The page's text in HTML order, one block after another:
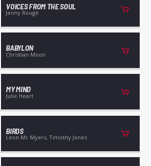
VOICES FROM THE SOUL
Jenny Rouge
BABYLON
Christian Moon
MY MIND
Julie Heart
BIRDS
Leon Mc Myers, Timothy Jones